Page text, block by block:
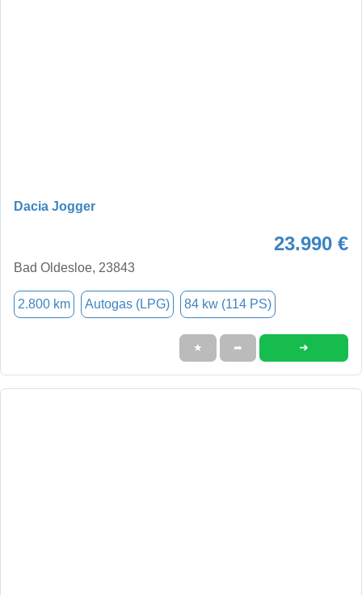
Dacia Jogger
23.990 €
Bad Oldesloe, 23843
2.800 km Autogas (LPG) 84 kw (114 PS)
★ ➦ ➜